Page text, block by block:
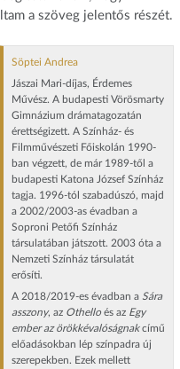
a szöveg ­jelentős részét.
Söptei Andrea
Jászai Mari-díjas, Érdemes
Művész. A budapesti Vörösmarty
Gimnázium drámatagozatán
érettségizett. A Színház- és
Filmművészeti Főiskolán 1990-
ban végzett, de már 1989-től a
budapesti Katona József Színház
tagja. 1996-tól szabadúszó, majd
a 2002/2003-as évadban a
Soproni Petőfi Színház
társulatában játszott. 2003 óta a
Nemzeti Színház társulatát
erősíti.
A 2018/2019-es évadban a Sára
asszony, az Othelloés az Egy
ember az örökkévalóságnakcímű
előadásokban lép színpadra új
szerepekben. Ezek mellett